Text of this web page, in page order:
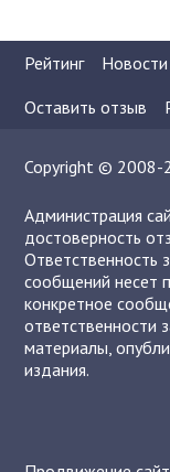
Рейтинг Новости
Оставить отзыв
Copyright © 2008-
Администрация
достоверность
Ответственность
сообщений несет
конкретное
ответственности
материалы,
издания.